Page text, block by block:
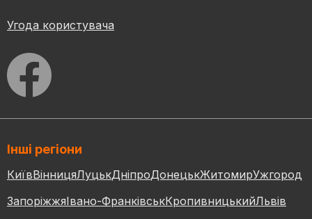
Угода користувача
Інші регіони
КиївВінницяЛуцькДніпроДонецькЖитомирУжгород
ЗапоріжжяІвано-ФранківськКропивницькийЛьвів